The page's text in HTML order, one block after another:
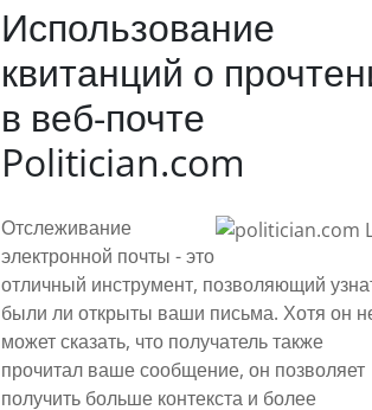
Использование
квитанций о
в веб-почте
Politician.com
Отслеживание
электронной почты - это
отличный инструмент, позволяющий
были ли открыты ваши письма. Хотя он
может сказать, что получатель также
прочитал ваше сообщение, он позволяет
получить больше контекста и более